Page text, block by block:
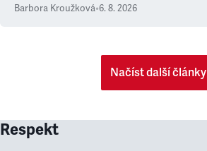
Barbora Kroužková•6. 8. 2026
Načíst další články
Respekt